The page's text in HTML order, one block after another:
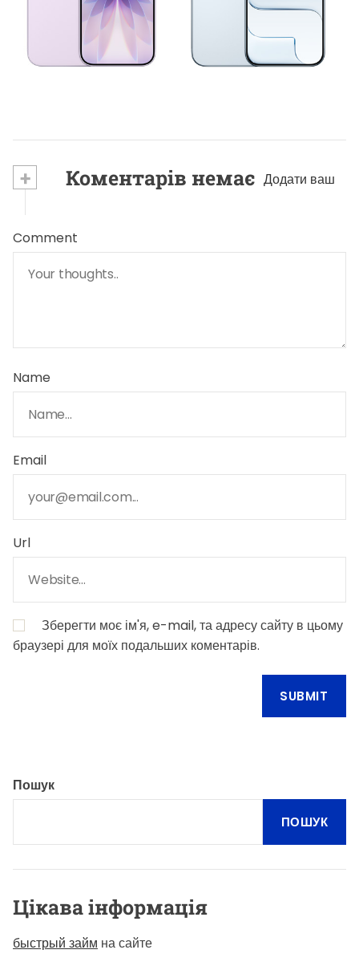
НОВИНИ ВІД КОМПАНІЙ
Стоит ли покупать iPhone Air 17?
9 Червня, 2026
+ Коментарів немає Додати ваш
Comment
Name
Email
Url
Зберегти моє ім'я, e-mail, та адресу сайту в цьому
браузері для моїх подальших коментарів.
Пошук
ПОШУК
Цікава інформація
быстрый займ на сайте